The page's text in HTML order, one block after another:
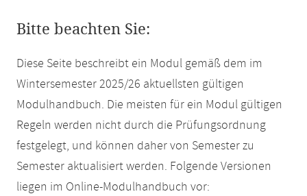
Bitte beachten Sie:
Diese Seite beschreibt ein Modul gemäß dem im
Wintersemester 2025/26 aktuellsten gültigen
Modulhandbuch. Die meisten für ein Modul gültigen
Regeln werden nicht durch die Prüfungsordnung
festgelegt, und können daher von Semester zu
Semester aktualisiert werden. Folgende Versionen
liegen im Online-Modulhandbuch vor: